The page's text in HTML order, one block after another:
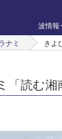
波情報
ナミ きよ
「読む